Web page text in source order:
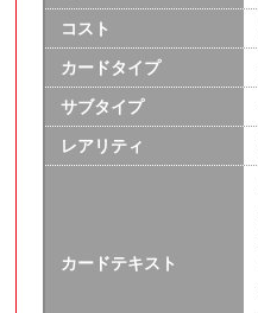
コスト
カードタイプ
サブタイプ
レアリティ
カードテキスト